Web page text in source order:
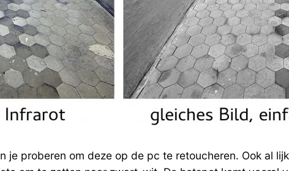
je proberen om deze op de pc te retoucheren. Ook al